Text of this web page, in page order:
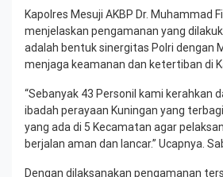
Kapolres Mesuji AKBP Dr. Muhammad
menjelaskan pengamanan yang
adalah bentuk sinergitas Polri dengan
menjaga keamanan dan ketertiban di
“Sebanyak 43 Personil kami kerahkan
ibadah perayaan Kuningan yang
yang ada di 5 Kecamatan agar
berjalan aman dan lancar.” Ucapnya.
Dengan dilaksanakan pengamanan